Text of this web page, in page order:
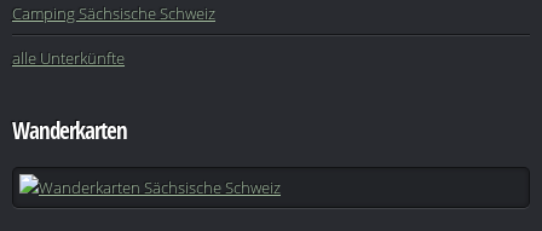
Camping Sächsische Schweiz
alle Unterkünfte
Wanderkarten